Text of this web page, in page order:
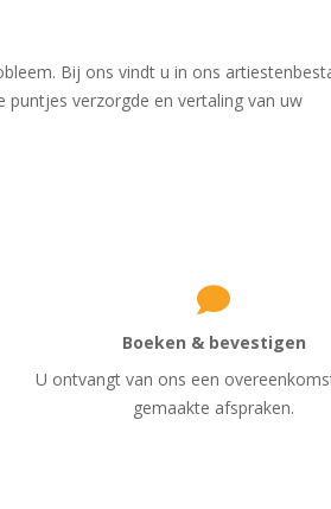
Bij ons vindt u in ons
verzorgde en vertaling van uw
Boeken & bevestigen
U ontvangt van ons een
gemaakte afspraken.